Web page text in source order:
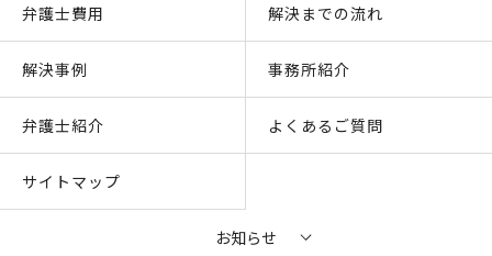
弁護士費用 解決までの流れ
解決事例 事務所紹介
弁護士紹介 よくあるご質問
サイトマップ
お知らせ